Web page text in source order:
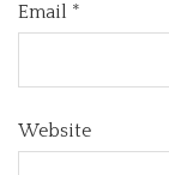
Email *
Website